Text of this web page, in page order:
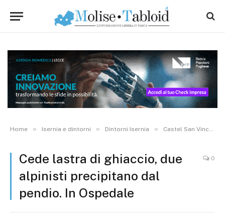
Home » Isernia e dintorni » Dintorni Isernia » Castel San Vincenzo
Cede lastra di ghiaccio, due
alpinisti precipitano dal
pendio. In Ospedale
0